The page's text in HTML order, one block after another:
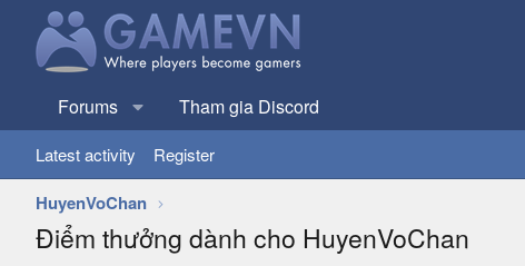
Forums Tham gia Discord
Latest activity Register
HuyenVoChan
Điểm thưởng dành cho HuyenVoChan